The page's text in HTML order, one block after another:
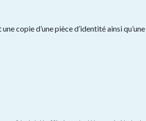
copie d’une pièce d’identité ainsi